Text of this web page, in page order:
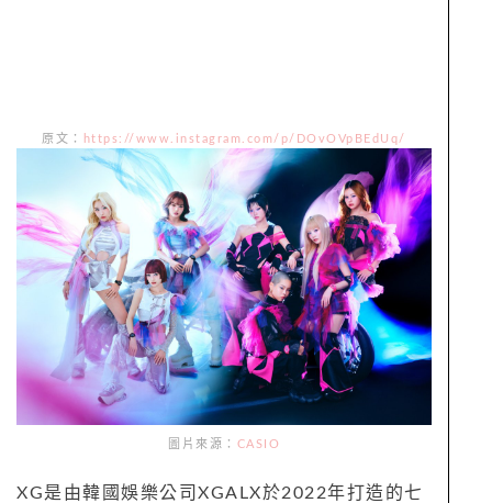
原文： https://www.instagram.com/p/DOvOVpBEdUq/
圖片來源： CASIO
XG是由韓國娛樂公司XGALX於2022年打造的七